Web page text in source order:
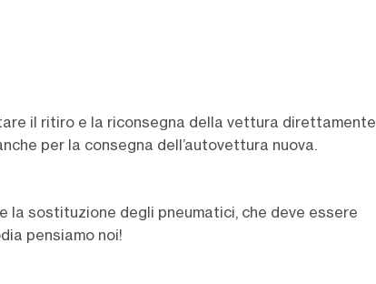
il ritiro e la riconsegna della vettura direttamente
per la consegna dell’autovettura nuova.
sostituzione degli pneumatici, che deve essere
pensiamo noi!